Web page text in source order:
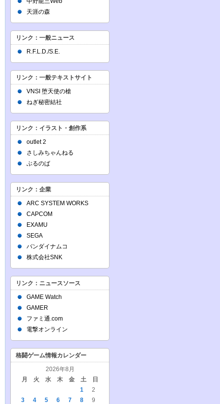
天涯の森
リンク：一般ニュース
R.F.L.D./S.E.
リンク：一般テキストサイト
VNSI 堕天使の槍
ねぎ秘密結社
リンク：イラスト・創作系
outlet 2
さしみちゃんねる
ぶるのば
リンク：企業
ARC SYSTEM WORKS
CAPCOM
EXAMU
SEGA
バンダイナムコ
株式会社SNK
リンク：ニュースソース
GAME Watch
GAMER
ファミ通.com
電撃オンライン
格闘ゲーム情報カレンダー
2026年8月
月
火 水 木 金 土 日
1
2
3
4 5 6 7 8
9